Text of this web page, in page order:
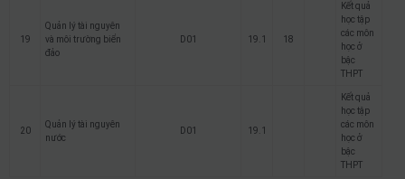
19
Quản lý tài nguyên
và môi trường biển
đảo
D01 19.1 18
Kết quả
học tập
các môn
học ở
bậc
THPT
20
Quản lý tài nguyên
nước
D01 19.1
Kết quả
học tập
các môn
học ở
bậc
THPT